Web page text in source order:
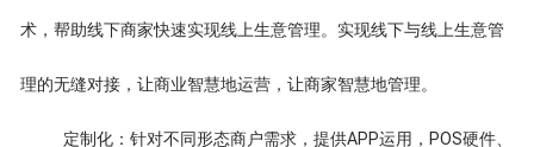
术，帮助线下商家快速实现线上生意管理。实现线下与线上生意管
理的无缝对接，让商业智慧地运营，让商家智慧地管理。
定制化：针对不同形态商户需求，提供APP运用，POS硬件、